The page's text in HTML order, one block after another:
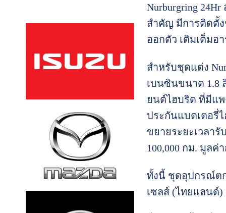
Nurburgring
สำคัญ มีการติดตั้ง
ออกตัว เติมเต็ม
สำหรับชุดแต่ง
เบนซินขนาด 1.8 ลิ
ยนต์ไฮบริด ที่มีแ
ประกันแบตเตอรี่
ขยายระยะเวลา
100,000 กม. มูลค่
ทั้งนี้ ชุดอุปกรณ์ต
เซลส์ (ไทยแลนด์)